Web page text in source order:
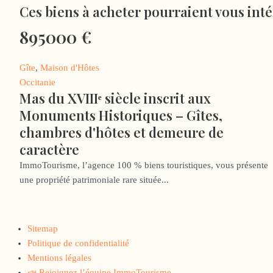
Ces biens à acheter pourraient vous
895000 €
Gîte, Maison d'Hôtes
Occitanie
Mas du XVIIIᵉ siècle inscrit aux
Monuments Historiques – Gîtes,
chambres d'hôtes et demeure de
caractère
ImmoTourisme, l’agence 100 % biens touristiques, vous présente
une propriété patrimoniale rare située...
Sitemap
Politique de confidentialité
Mentions légales